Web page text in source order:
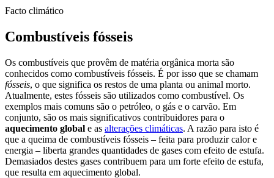
Facto climático
Combustíveis fósseis
Os combustíveis que provêm de matéria orgânica morta são
conhecidos como combustíveis fósseis. É por isso que se chamam
fósseis, o que significa os restos de uma planta ou animal morto.
Atualmente, estes fósseis são utilizados como combustível. Os
exemplos mais comuns são o petróleo, o gás e o carvão. Em
conjunto, são os mais significativos contribuidores para o
aquecimento global e as alterações climáticas. A razão para isto é
que a queima de combustíveis fósseis – feita para produzir calor e
energia – liberta grandes quantidades de gases com efeito de estufa.
Demasiados destes gases contribuem para um forte efeito de estufa,
que resulta em aquecimento global.